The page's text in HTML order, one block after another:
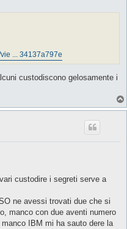
... 34137a797e
custodiscono gelosamente i
custodire i segreti serve a
ne avessi trovati due che si
manco con due aventi numero
IBM mi ha sauto dere la